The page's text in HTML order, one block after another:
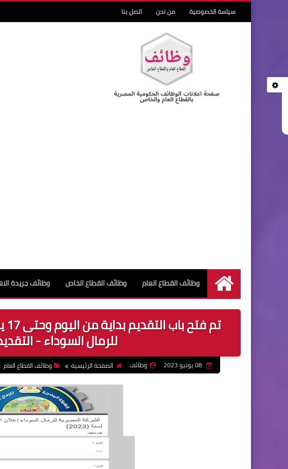
سياسة الخصوصية من نحن اتصل بنا
الرئيسية
وظائف القطاع العام وظائف القطاع الخاص وظائف جريدة
للرمال السوداء -
08 يونيو 2023 وظائف الصفحة الرئيسية وظائف القطاع العام